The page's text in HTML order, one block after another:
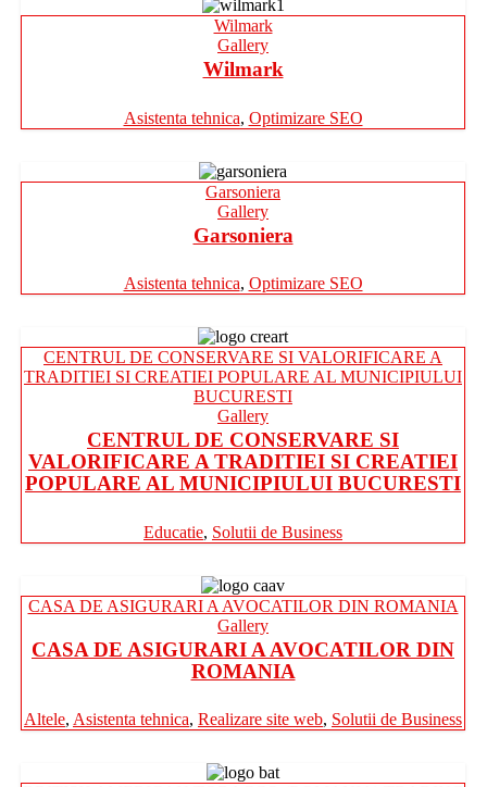
Wilmark
Gallery
Wilmark
Asistenta tehnica, Optimizare SEO
Garsoniera
Gallery
Garsoniera
Asistenta tehnica, Optimizare SEO
CENTRUL DE CONSERVARE SI VALORIFICARE A
TRADITIEI SI CREATIEI POPULARE AL MUNICIPIULUI
BUCURESTI
Gallery
CENTRUL DE CONSERVARE SI
VALORIFICARE A TRADITIEI SI CREATIEI
POPULARE AL MUNICIPIULUI BUCURESTI
Educatie, Solutii de Business
CASA DE ASIGURARI A AVOCATILOR DIN ROMANIA
Gallery
CASA DE ASIGURARI A AVOCATILOR DIN
ROMANIA
Altele, Asistenta tehnica, Realizare site web, Solutii de Business